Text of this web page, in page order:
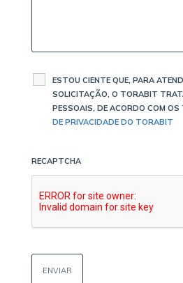
ESTOU CIENTE QUE, PARA
SOLICITAÇÃO, O TORABIT
PESSOAIS, DE ACORDO COM OS
DE PRIVACIDADE DO TORABIT
RECAPTCHA